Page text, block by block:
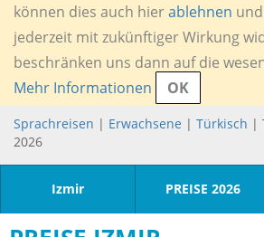
können dies auch hierablehnen
jederzeit mit zukünftiger Wirkung
beschränken uns dann auf die
Mehr Informationen
OK
Sprachreisen | Erwachsene | Türkisch |
2026
Izmir PREISE 2026